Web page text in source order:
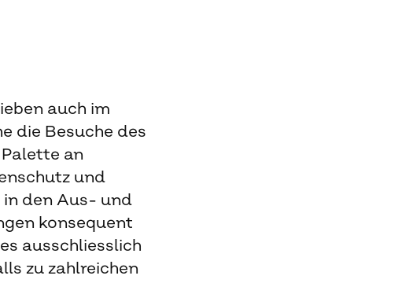
auch im
die Besuche des
an
und
den Aus- und
konsequent
ausschliesslich
zu zahlreichen